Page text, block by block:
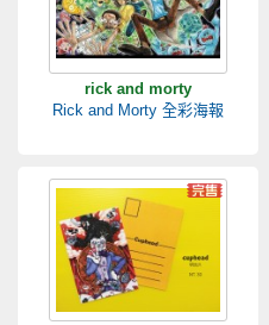
rick and morty
Rick and Morty 全彩海報